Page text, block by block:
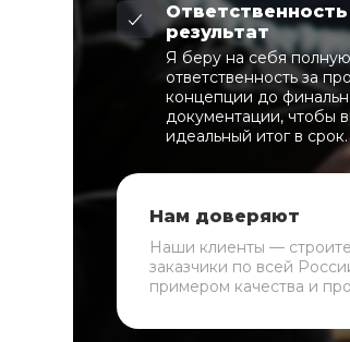
Ответственность
результат
Я беру на себя
ответственность за
концепции до
документации, чтобы
идеальный итог в срок.
Нам доверяют
Наши клиенты —
заказчики по всей
примером качества и